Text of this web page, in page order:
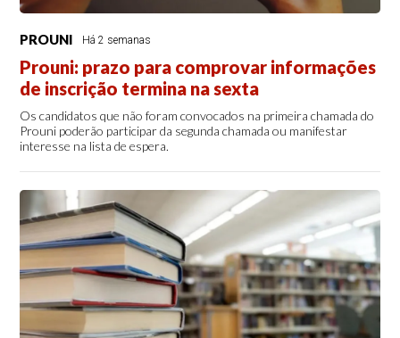
PROUNI Há 2 semanas
Prouni: prazo para comprovar informações
de inscrição termina na sexta
Os candidatos que não foram convocados na primeira chamada do
Prouni poderão participar da segunda chamada ou manifestar
interesse na lista de espera.